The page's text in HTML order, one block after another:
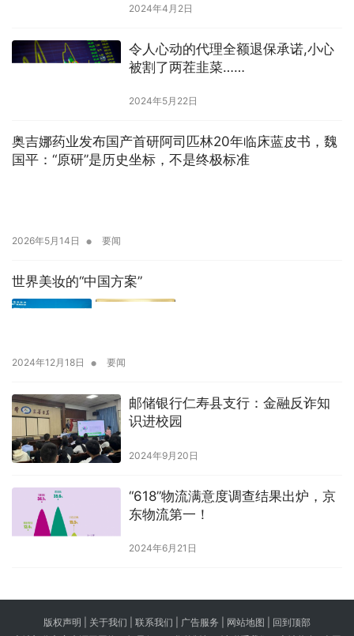
2024年4月2日
​令人心动的代理全额退保承诺,小心
被割了两茬韭菜……
2024年5月22日
奥吉娜药业发布国产首研阿司匹林20年临床蓝皮书，魏
国平：“原研”是历史坐标，不是终极标准
2026年5月14日 • 要闻
世界美妆的“中国方案”
2024年12月18日 • 要闻
邮储银行仁寿县支行：金融反诈知
识进校园
2024年9月20日
“618”物流满意度调查结果出炉，京
东物流第一！
2024年6月21日
版权声明 | 关于我们 联系我们 | 广告服务 | 网站地图 | 回到顶部